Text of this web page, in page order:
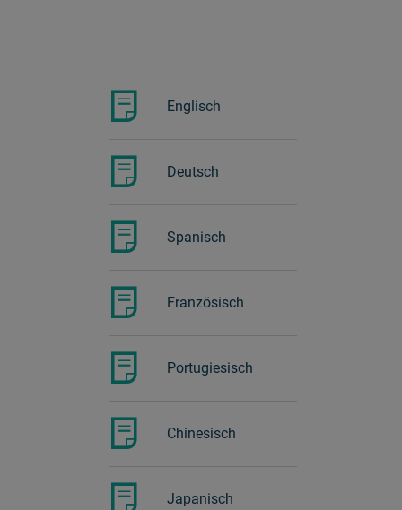
Englisch
Deutsch
Spanisch
Französisch
Portugiesisch
Chinesisch
Japanisch